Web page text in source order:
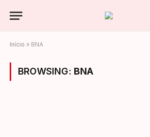
Início » BNA
BROWSING: BNA